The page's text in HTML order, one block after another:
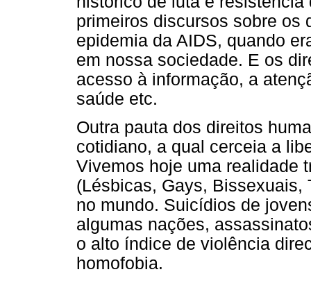
primeiros discursos sobre os
epidemia da AIDS, quando
em nossa sociedade. E os
acesso à informação, a
saúde etc.
Outra pauta dos direitos
cotidiano, a qual cerceia a
Vivemos hoje uma realidade
(Lésbicas, Gays, Bissexuais,
no mundo. Suicídios de
algumas nações,
o alto índice de violência
homofobia.